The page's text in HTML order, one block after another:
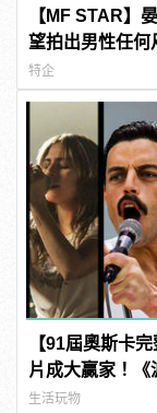
【MF STAR】
望拍出男性任
特企
【91屆奧斯卡
片成大贏家！
寵》奧莉薇亞柯
生活玩物